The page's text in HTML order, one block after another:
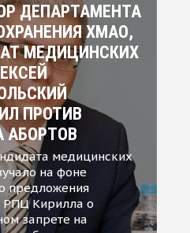
ДЕПАРТАМЕНТА
ХМАО,
МЕДИЦИНСКИХ
ПРОТИВ
АБОРТОВ
медицинских
на фоне
предложения
РПЦ Кирилла о
запрете на